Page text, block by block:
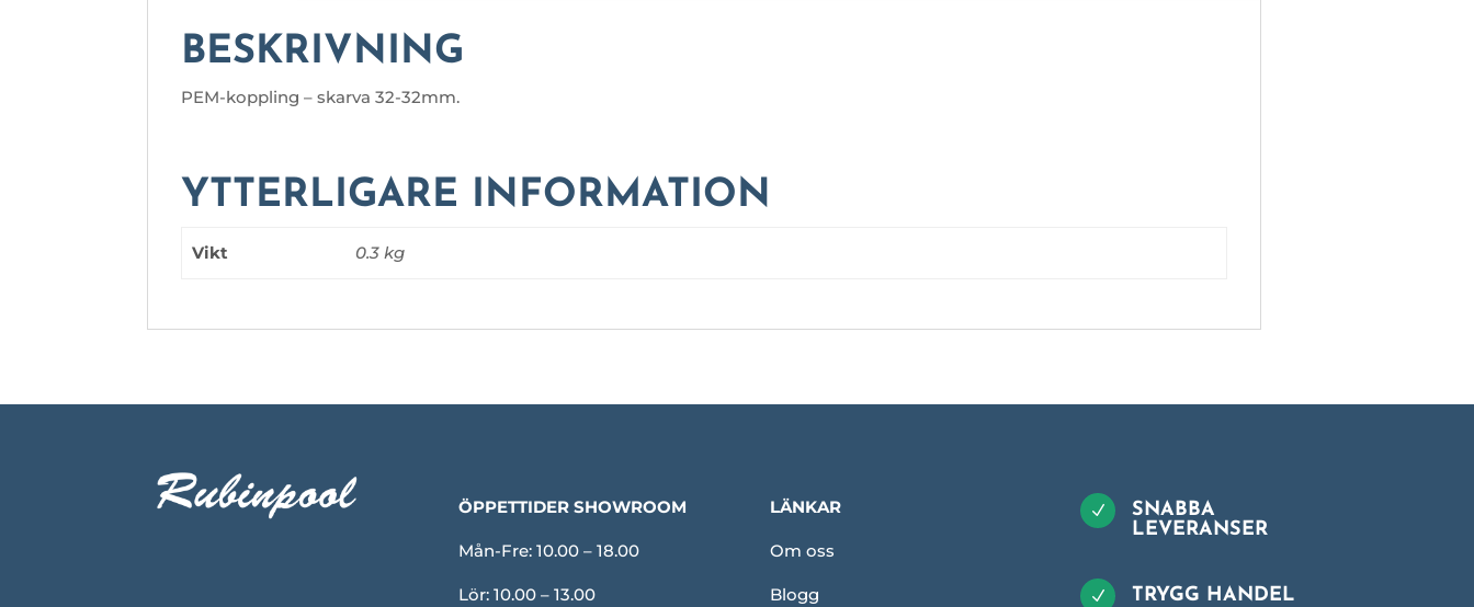
BESKRIVNING
PEM-koppling – skarva 32-32mm.
YTTERLIGARE INFORMATION
Vikt 0.3 kg
ÖPPETTIDER SHOWROOM
Mån-Fre: 10.00 – 18.00
Lör: 10.00 – 13.00
LÄNKAR
Om oss
Blogg
N
SNABBA
LEVERANSER
N TRYGG HANDEL